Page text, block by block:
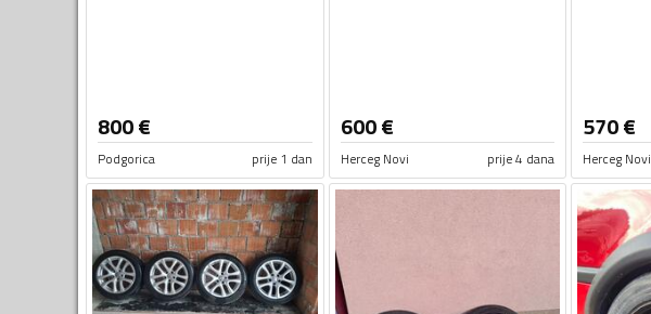
800€
Podgorica prije 1 dan
600€
Herceg Novi prije 4 dana
570€
Herceg Novi